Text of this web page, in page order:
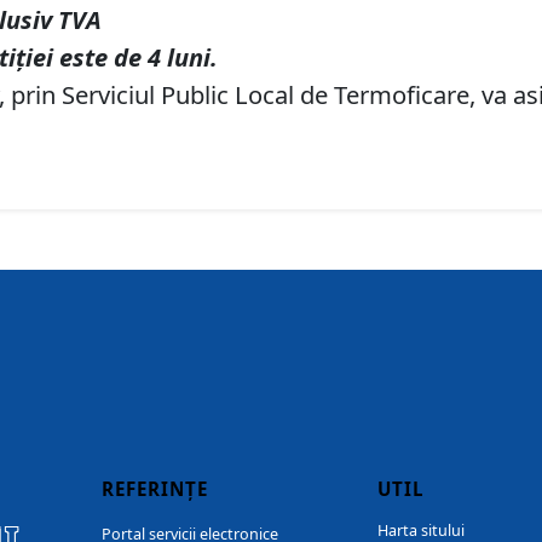
TVA
este de 4 luni.
Serviciul Public Local de Termoficare, va
REFERINȚE
Portal servicii electronice
UTIL
Harta sitului